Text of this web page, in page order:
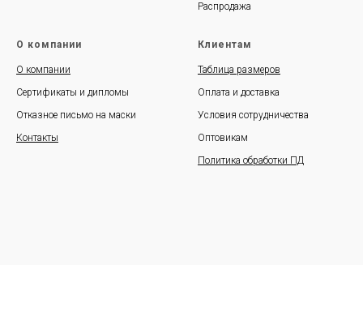
Распродажа
О компании
О компании
Сертификаты и дипломы
Отказное письмо на маски
Контакты
Клиентам
Таблица размеров
Оплата и доставка
Условия сотрудничества
Оптовикам
Политика обработки ПД